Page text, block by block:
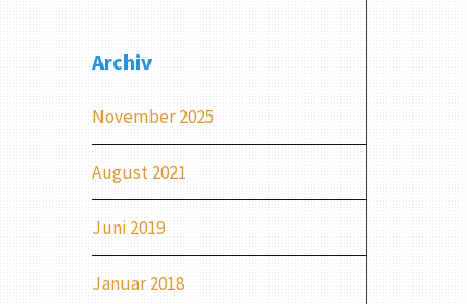
Archiv
November 2025
August 2021
Juni 2019
Januar 2018